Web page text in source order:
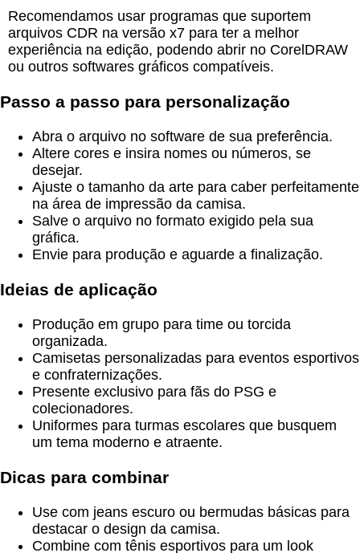
Recomendamos usar programas que suportem
arquivos CDR na versão x7 para ter a melhor
experiência na edição, podendo abrir no CorelDRAW
ou outros softwares gráficos compatíveis.
Passo a passo para personalização
Abra o arquivo no software de sua preferência.
Altere cores e insira nomes ou números, se
desejar.
Ajuste o tamanho da arte para caber perfeitamente
na área de impressão da camisa.
Salve o arquivo no formato exigido pela sua
gráfica.
Envie para produção e aguarde a finalização.
Ideias de aplicação
Produção em grupo para time ou torcida
organizada.
Camisetas personalizadas para eventos esportivos
e confraternizações.
Presente exclusivo para fãs do PSG e
colecionadores.
Uniformes para turmas escolares que busquem
um tema moderno e atraente.
Dicas para combinar
Use com jeans escuro ou bermudas básicas para
destacar o design da camisa.
Combine com tênis esportivos para um look